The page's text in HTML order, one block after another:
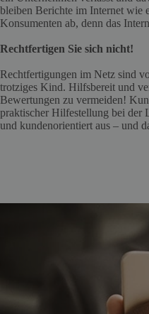
bleiben Berichte im Internet wie
Konsumenten ab, denn das
Rechtfertigen Sie sich nicht!
Rechtfertigungen im Netz sind
trotziges Kind. Hilfsbereit und
Bewertungen zu vermeiden!
praktischer Hilfestellung bei der
und kundenorientiert aus – und